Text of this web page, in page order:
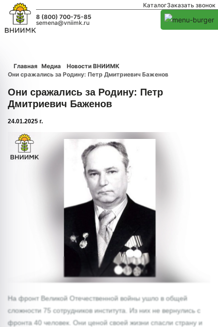
КаталогЗаказать звонок
8 (800) 700-75-85
semena@vniimk.ru
Главная Медиа
Новости ВНИИМК
Они сражались за Родину: Петр Дмитриевич Баженов
Они сражались за Родину: Петр
Дмитриевич Баженов
24.01.2025 г.
1/0
На фронт Великой Отечественной войны ушло в общей
сложности 75 сотрудников института. Из них не вернулись с
фронта 40 человек. Они ценой своей жизни спасли страну и